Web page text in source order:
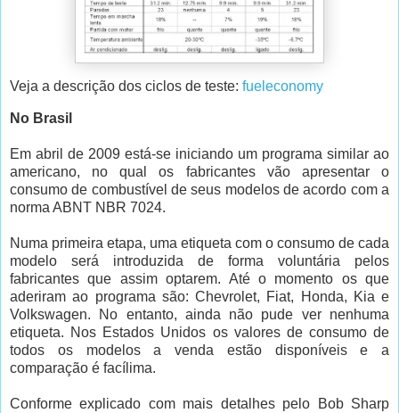
Veja a descrição dos ciclos de teste: fueleconomy
No Brasil
Em abril de 2009 está-se iniciando um programa similar ao
americano, no qual os fabricantes vão apresentar o
consumo de combustível de seus modelos de acordo com a
norma ABNT NBR 7024.
Numa primeira etapa, uma etiqueta com o consumo de cada
modelo será introduzida de forma voluntária pelos
fabricantes que assim optarem. Até o momento os que
aderiram ao programa são: Chevrolet, Fiat, Honda, Kia e
Volkswagen. No entanto, ainda não pude ver nenhuma
etiqueta. Nos Estados Unidos os valores de consumo de
todos os modelos a venda estão disponíveis e a
comparação é facílima.
Conforme explicado com mais detalhes pelo Bob Sharp